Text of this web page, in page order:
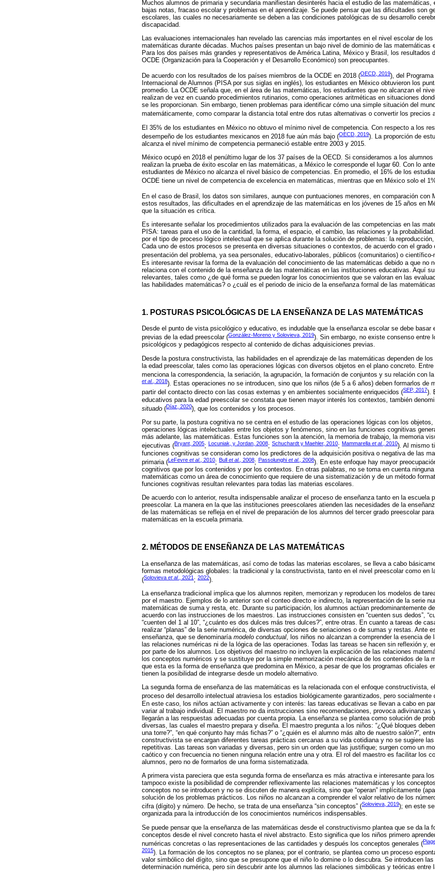
Muchos alumnos de primaria y secundaria manifiestan desinterés hacia el estudio de las matemáticas,
bajas notas, fracaso escolar y problemas en el aprendizaje. Se puede pensar que las dificultades son
escolares, las cuales no necesariamente se deben a las condiciones patológicas de su desarrollo
discapacidad.
Las evaluaciones internacionales han revelado las carencias más importantes en el nivel escolar de
matemáticas durante décadas. Muchos países presentan un bajo nivel de dominio de las matemáticas
Para los dos países más grandes y representativos de América Latina, México y Brasil, los resultados
OCDE (Organización para la Cooperación y el Desarrollo Económico) son preocupantes.
De acuerdo con los resultados de los países miembros de la OCDE en 2018 (OECD, 2019), del
Internacional de Alumnos (PISA por sus siglas en inglés), los estudiantes en México obtuvieron los
promedio. La OCDE señala que, en el área de las matemáticas, los estudiantes que no alcanzan el
realizan de vez en cuando procedimientos rutinarios, como operaciones aritméticas en situaciones
se les proporcionan. Sin embargo, tienen problemas para identificar cómo una simple situación del
matemáticamente, como comparar la distancia total entre dos rutas alternativas o convertir los precios
El 35% de los estudiantes en México no obtuvo el mínimo nivel de competencia. Con respecto a los
desempeño de los estudiantes mexicanos en 2018 fue aún más bajo (OECD, 2019). La proporción de
alcanza el nivel mínimo de competencia permaneció estable entre 2003 y 2015.
México ocupó en 2018 el penúltimo lugar de los 37 países de la OECD. Si consideramos a los
realizan la prueba de éxito escolar en las matemáticas, a México le corresponde el lugar 60. Con lo
estudiantes de México no alcanza el nivel básico de competencias. En promedio, el 16% de los
OCDE tiene un nivel de competencia de excelencia en matemáticas, mientras que en México solo el
En el caso de Brasil, los datos son similares, aunque con puntuaciones menores, en comparación con
estos resultados, las dificultades en el aprendizaje de las matemáticas en los jóvenes de 15 años en
que la situación es crítica.
Es interesante señalar los procedimientos utilizados para la evaluación de las competencias en las
PISA: tareas para el uso de la cantidad, la forma, el espacio, el cambio, las relaciones y la
por el tipo de proceso lógico intelectual que se aplica durante la solución de problemas: la
Cada uno de estos procesos se presenta en diversas situaciones o contextos, de acuerdo con el grado
presentación del problema, ya sea personales, educativo-laborales, públicos (comunitarios) o
Es interesante revisar la forma de la evaluación del conocimiento de las matemáticas debido a que no
relaciona con el contenido de la enseñanza de las matemáticas en las instituciones educativas. Aquí
relevantes, tales como ¿de qué forma se pueden lograr los conocimientos que se valoran en las
las habilidades matemáticas? o ¿cuál es el periodo de inicio de la enseñanza formal de las
1. POSTURAS PSICOLÓGICAS DE LA ENSEÑANZA DE LAS MATEMÁTICAS
Desde el punto de vista psicológico y educativo, es indudable que la enseñanza escolar se debe basar
previas de la edad preescolar (González-Moreno y Solovieva, 2019). Sin embargo, no existe consenso entre
psicológicos y pedagógicos respecto al contenido de dichas adquisiciones previas.
Desde la postura constructivista, las habilidades en el aprendizaje de las matemáticas dependen de
la edad preescolar, tales como las operaciones lógicas con diversos objetos en el plano concreto.
menciona la correspondencia, la seriación, la agrupación, la formación de conjuntos y su relación con
et al., 2018). Estas operaciones no se introducen, sino que los niños (de 5 a 6 años) deben formarlos de
partir del contacto directo con las cosas externas y en ambientes socialmente enriquecidos (SEP, 2017).
educativos para la edad preescolar se constata que tienen mayor interés los contextos, también
situado (Díaz, 2020), que los contenidos y los procesos.
Por su parte, la postura cognitiva no se centra en el estudio de las operaciones lógicas con los
operaciones lógicas intelectuales entre los objetos y fenómenos, sino en las funciones cognitivas
más adelante, las matemáticas. Estas funciones son la atención, la memoria de trabajo, la memoria
ejecutivas (Bryant, 2005; Locuniak, y Jordan, 2008; Schuchardt y Maehler, 2010; Mammarella et al. , 2010). Al mismo
funciones cognitivas se consideran como los predictores de la adquisición positiva o negativa de las
primaria (LeFevre et al., 2010; Bull et al., 2008; Passolunghi et al., 2008). En este enfoque hay mayor
cognitivos que por los contenidos y por los contextos. En otras palabras, no se toma en cuenta
matemáticas como un área de conocimiento que requiere de una sistematización y de un método
funciones cognitivas resultan relevantes para todas las materias escolares.
De acuerdo con lo anterior, resulta indispensable analizar el proceso de enseñanza tanto en la escuela
preescolar. La manera en la que las instituciones preescolares atienden las necesidades de la
de las matemáticas se refleja en el nivel de preparación de los alumnos del tercer grado preescolar
matemáticas en la escuela primaria.
2. MÉTODOS DE ENSEÑANZA DE LAS MATEMÁTICAS
La enseñanza de las matemáticas, así como de todas las materias escolares, se lleva a cabo
formas metodológicas globales: la tradicional y la constructivista, tanto en el nivel preescolar como en
(Solovieva et al., 2021 ; 2022).
La enseñanza tradicional implica que los alumnos repiten, memorizan y reproducen los modelos de
por el maestro. Ejemplos de lo anterior son el conteo directo e indirecto, la representación de la serie
matemáticas de suma y resta, etc. Durante su participación, los alumnos actúan predominantemente
acuerdo con las instrucciones de los maestros. Las instrucciones consisten en “cuenten sus dedos”,
“cuenten del 1 al 10”, “¿cuánto es dos dulces más tres dulces?”, entre otras. En cuanto a tareas de
realizar “planas” de la serie numérica, de diversas opciones de seriaciones o de sumas y restas. Ante
enseñanza, que se denominaría modelo conductual, los niños no alcanzan a comprender la esencia de
las relaciones numéricas ni de la lógica de las operaciones. Todas las tareas se hacen sin reflexión y,
por parte de los alumnos. Los objetivos del maestro no incluyen la explicación de las relaciones
los conceptos numéricos y se sustituye por la simple memorización mecánica de los contenidos de la
que esta es la forma de enseñanza que predomina en México, a pesar de que los programas oficiales
tienen la posibilidad de integrarse desde un modelo alternativo.
La segunda forma de enseñanza de las matemáticas es la relacionada con el enfoque constructivista,
proceso del desarrollo intelectual atraviesa los estadios biológicamente garantizados, pero socialmente
En este caso, los niños actúan activamente y con interés: las tareas educativas se llevan a cabo en
variar al trabajo individual. El maestro no da instrucciones sino recomendaciones, provoca adivinanzas
llegarán a las respuestas adecuadas por cuenta propia. La enseñanza se plantea como solución de
diversas, las cuales el maestro prepara y diseña. El maestro pregunta a los niños: “¿Qué bloques
una torre?”, “en qué conjunto hay más fichas?” o “¿quién es el alumno más alto de nuestro salón?”,
constructivista se encargan diferentes tareas prácticas cercanas a su vida cotidiana y no se sugiere
repetitivas. Las tareas son variadas y diversas, pero sin un orden que las justifique; surgen como un
caótico y con frecuencia no tienen ninguna relación entre una y otra. El rol del maestro es facilitar los
alumnos, pero no de formarlos de una forma sistematizada.
A primera vista pareciera que esta segunda forma de enseñanza es más atractiva e interesante para
tampoco existe la posibilidad de comprender reflexivamente las relaciones matemáticas y los
conceptos no se introducen y no se discuten de manera explícita, sino que “operan” implícitamente
solución de los problemas prácticos. Los niños no alcanzan a comprender el valor relativo de los
cifra (dígito) y número. De hecho, se trata de una enseñanza “sin conceptos” (Solovieva, 2019); en este
organizada para la introducción de los conocimientos numéricos indispensables.
Se puede pensar que la enseñanza de las matemáticas desde el constructivismo plantea que se da la
conceptos desde el nivel concreto hasta el nivel abstracto. Esto significa que los niños primero
numéricas concretas o las representaciones de las cantidades y después los conceptos generales (
2015). La formación de los conceptos no se planea; por el contrario, se plantea como un proceso
valor simbólico del dígito, sino que se presupone que el niño lo domine o lo descubra. Se introducen
determinación numérica, pero sin descubrir ante los alumnos las relaciones simbólicas y teóricas entre